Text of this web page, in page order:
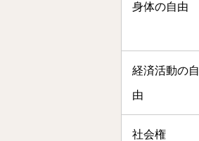
身体の自由
経済活動の自
由
社会権